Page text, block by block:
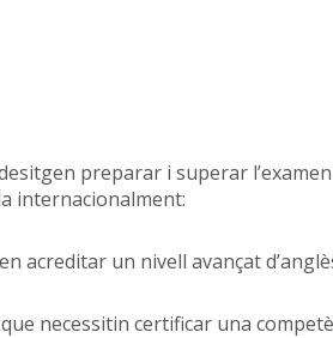
preparar i superar l’examen
internacionalment:
acreditar un nivell avançat
necessitin certificar una